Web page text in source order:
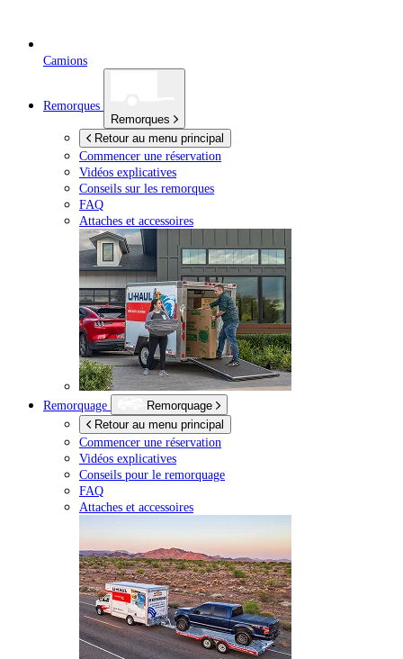
Camions
Remorques
Remorques
Retour au menu principal
Commencer une réservation
Vidéos explicatives
Conseils sur les remorques
FAQ
Attaches et accessoires
Remorquage
Remorquage
Retour au menu principal
Commencer une réservation
Vidéos explicatives
Conseils pour le remorquage
FAQ
Attaches et accessoires